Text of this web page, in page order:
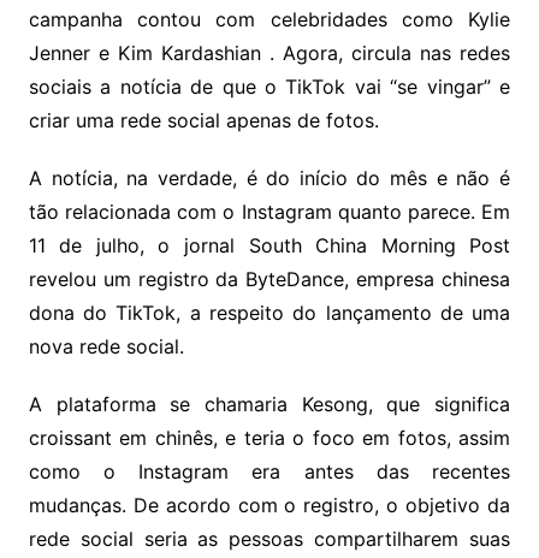
campanha contou com celebridades como Kylie
Jenner e Kim Kardashian . Agora, circula nas redes
sociais a notícia de que o TikTok vai “se vingar” e
criar uma rede social apenas de fotos.
A notícia, na verdade, é do início do mês e não é
tão relacionada com o Instagram quanto parece. Em
11 de julho, o jornal South China Morning Post
revelou um registro da ByteDance, empresa chinesa
dona do TikTok, a respeito do lançamento de uma
nova rede social.
A plataforma se chamaria Kesong, que significa
croissant em chinês, e teria o foco em fotos, assim
como o Instagram era antes das recentes
mudanças. De acordo com o registro, o objetivo da
rede social seria as pessoas compartilharem suas